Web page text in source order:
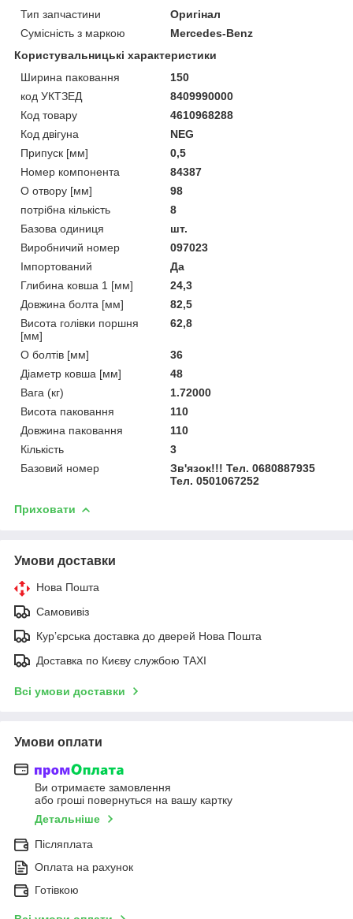
Тип запчастини
Оригінал
Сумісність з маркою
Mercedes-Benz
Користувальницькі характеристики
Ширина паковання
150
код УКТЗЕД
8409990000
Код товару
4610968288
Код двігуна
NEG
Припуск [мм]
0,5
Номер компонента
84387
O отвору [мм]
98
потрібна кількість
8
Базова одиниця
шт.
Виробничий номер
097023
Імпортований
Да
Глибина ковша 1 [мм]
24,3
Довжина болта [мм]
82,5
Висота голівки поршня
[мм]
62,8
O болтів [мм]
36
Діаметр ковша [мм]
48
Вага (кг)
1.72000
Висота паковання
110
Довжина паковання
110
Кількість
3
Базовий номер
Зв'язок!!! Тел. 0680887935
Тел. 0501067252
Приховати
Умови доставки
Нова Пошта
Самовивіз
Курʼєрська доставка до дверей Нова Пошта
Доставка по Києву службою TAXI
Всі умови доставки
Умови оплати
Ви отримаєте замовлення
або гроші повернуться на вашу картку
Детальніше
Післяплата
Оплата на рахунок
Готівкою